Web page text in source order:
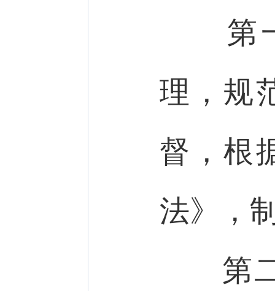
第
理，规
督，根
法》，
第